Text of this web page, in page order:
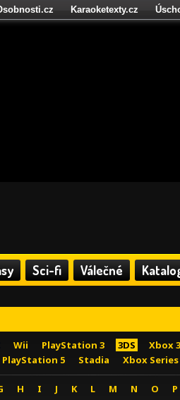
Sci-fi Válečné
Wii PlayStation 3 3DS Xbox
PlayStation 5 Stadia Xbox Series
H I J K L M N O P
Karaoketexty.cz